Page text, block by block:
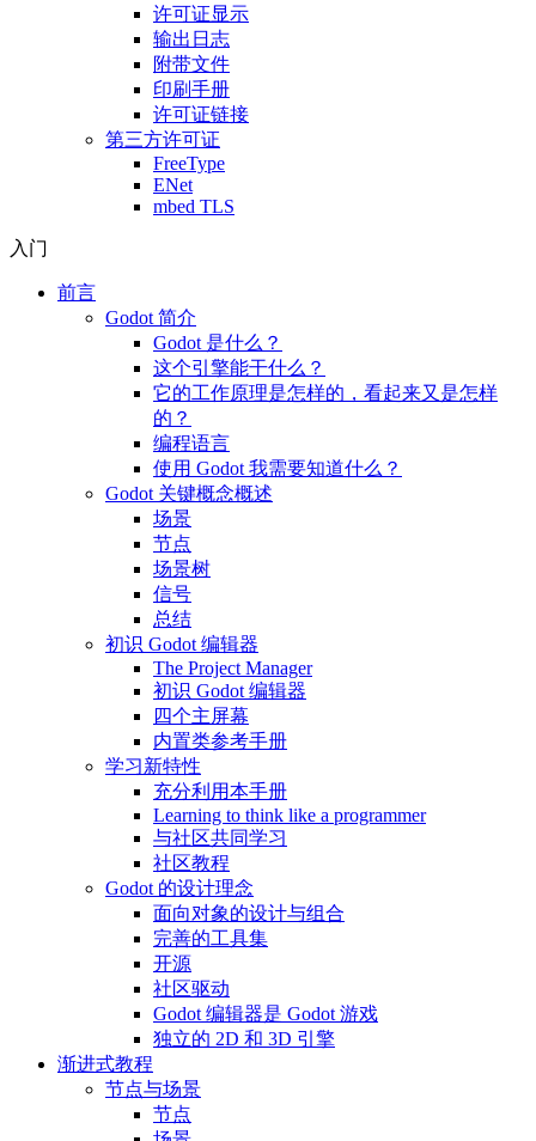
许可证显示
输出日志
附带文件
印刷手册
许可证链接
第三方许可证
FreeType
ENet
mbed TLS
入门
前言
Godot 简介
Godot 是什么？
这个引擎能干什么？
它的工作原理是怎样的，看起来又是怎样
的？
编程语言
使用 Godot 我需要知道什么？
Godot 关键概念概述
场景
节点
场景树
信号
总结
初识 Godot 编辑器
The Project Manager
初识 Godot 编辑器
四个主屏幕
内置类参考手册
学习新特性
充分利用本手册
Learning to think like a programmer
与社区共同学习
社区教程
Godot 的设计理念
面向对象的设计与组合
完善的工具集
开源
社区驱动
Godot 编辑器是 Godot 游戏
独立的 2D 和 3D 引擎
渐进式教程
节点与场景
节点